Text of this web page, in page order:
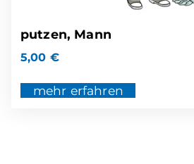
putzen, Mann
5,00 €
mehr erfahren